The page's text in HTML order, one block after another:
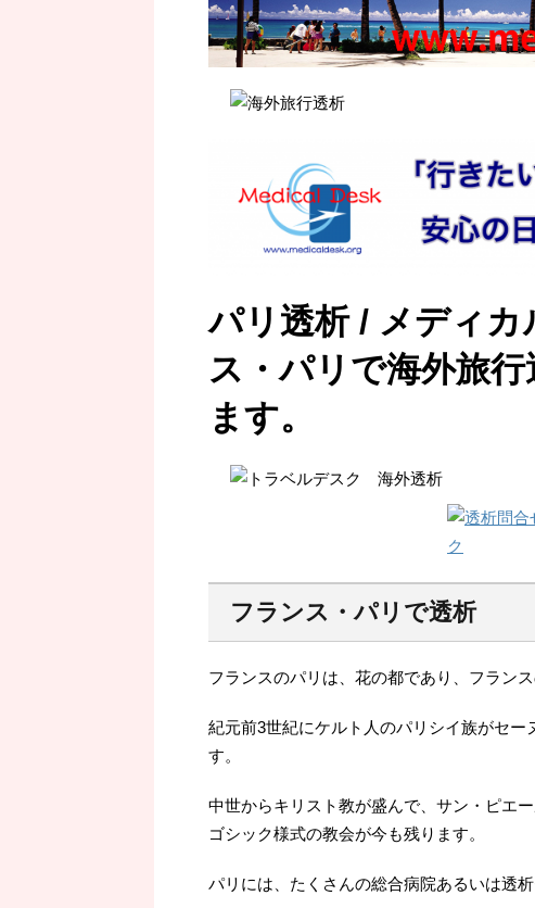
パリ透析 / メディ
ス・パリで海外旅
ます。
フランス・パリで透析
フランスのパリは、花の都であり、フラン
紀元前3世紀にケルト人のパリシイ族がセ
す。
中世からキリスト教が盛んで、サン・ピエ
ゴシック様式の教会が今も残ります。
パリには、たくさんの総合病院あるいは透析